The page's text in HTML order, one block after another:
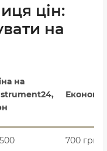
цін:
на
на
Економія
700 грн